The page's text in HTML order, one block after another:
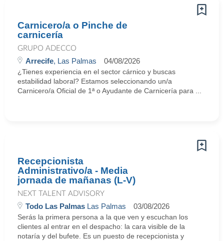
Carnicero/a o Pinche de
carnicería
GRUPO ADECCO
Arrecife, Las Palmas 04/08/2026
¿Tienes experiencia en el sector cárnico y buscas
estabilidad laboral? Estamos seleccionando un/a
Carnicero/a Oficial de 1ª o Ayudante de Carnicería para ...
Recepcionista
Administrativo/a - Media
jornada de mañanas (L-V)
NEXT TALENT ADVISORY
Todo Las Palmas Las Palmas 03/08/2026
Serás la primera persona a la que ven y escuchan los
clientes al entrar en el despacho: la cara visible de la
notaría y del bufete. Es un puesto de recepcionista y